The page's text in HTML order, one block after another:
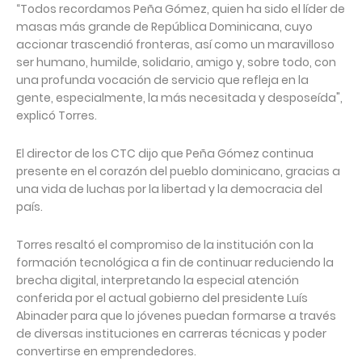
“Todos recordamos Peña Gómez, quien ha sido el líder de
masas más grande de República Dominicana, cuyo
accionar trascendió fronteras, así como un maravilloso
ser humano, humilde, solidario, amigo y, sobre todo, con
una profunda vocación de servicio que refleja en la
gente, especialmente, la más necesitada y desposeída",
explicó Torres.
El director de los CTC dijo que Peña Gómez continua
presente en el corazón del pueblo dominicano, gracias a
una vida de luchas por la libertad y la democracia del
país.
Torres resaltó el compromiso de la institución con la
formación tecnológica a fin de continuar reduciendo la
brecha digital, interpretando la especial atención
conferida por el actual gobierno del presidente Luís
Abinader para que lo jóvenes puedan formarse a través
de diversas instituciones en carreras técnicas y poder
convertirse en emprendedores.